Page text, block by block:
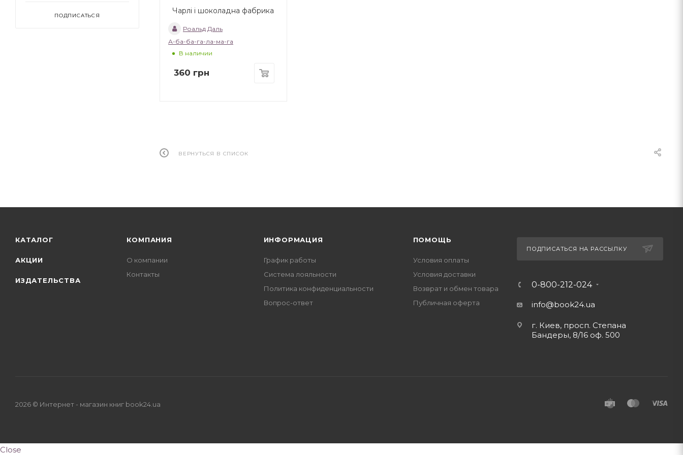
Чарлі і шоколадна фабрика
Роальд Даль
А-ба-ба-га-ла-ма-га
В наличии
360 грн
ВЕРНУТЬСЯ В СПИСОК
ПОДПИСАТЬСЯ
КАТАЛОГ
АКЦИИ
ИЗДАТЕЛЬСТВА
КОМПАНИЯ
О компании
Контакты
ИНФОРМАЦИЯ
График работы
Система лояльности
Политика конфиденциальности
Вопрос-ответ
ПОМОЩЬ
Условия оплаты
Условия доставки
Возврат и обмен товара
Публичная оферта
ПОДПИСАТЬСЯ НА РАССЫЛКУ
0-800-212-024
info@book24.ua
г. Киев, просп. Степана
Бандеры, 8/16 оф. 500
2026 © Интернет - магазин книг book24.ua
Close